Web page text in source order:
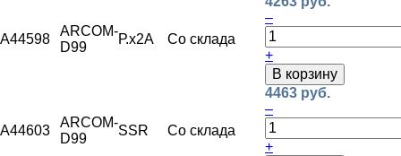
A44598
ARCOM-
D99
Р.х2А Со склада
–
+
В корзину
A44603
ARCOM-
D99
SSR Со склада
4463 руб.
–
+